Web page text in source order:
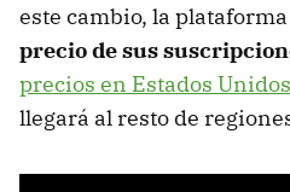
este cambio, la plataforma
precio de sus
precios en Estados Unidos
llegará al resto de